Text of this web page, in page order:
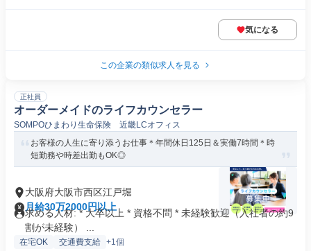
気になる
この企業の類似求人を見る
正社員
オーダーメイドのライフカウンセラー
SOMPOひまわり生命保険 近畿LCオフィス
お客様の人生に寄り添うお仕事＊年間休日125日＆実働7時間＊時
短勤務や時差出勤もOK◎
大阪府大阪市西区江戸堀
月給30万2000円以上
求める人材: * 大卒以上 * 資格不問 * 未経験歓迎（入社者の約9
割が未経験） ...
在宅OK 交通費支給 +1個